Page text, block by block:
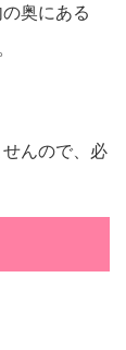
奥にある
んので、必